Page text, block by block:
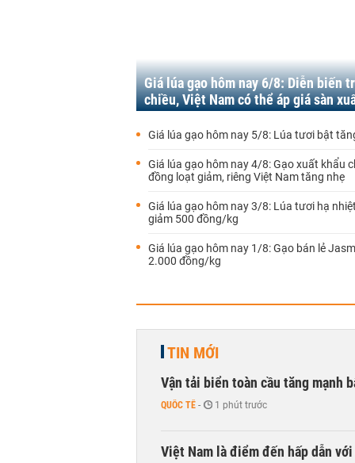
Giá lúa gạo hôm nay 6/8: Diễn biến
chiều, Việt Nam có thể áp giá sàn
Giá lúa gạo hôm nay 5/8: Lúa tươi bật
Giá lúa gạo hôm nay 4/8: Gạo xuất khẩu
đồng loạt giảm, riêng Việt Nam tăng nhẹ
Giá lúa gạo hôm nay 3/8: Lúa tươi hạ
giảm 500 đồng/kg
Giá lúa gạo hôm nay 1/8: Gạo bán lẻ
2.000 đồng/kg
TIN MỚI
Vận tải biển toàn cầu tăng mạnh
QUỐC TẾ - 1 phút trước
Việt Nam là điểm đến hấp dẫn